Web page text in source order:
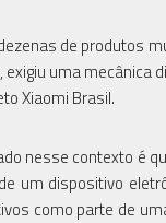
de produtos
uma
Xiaomi Brasil.
nesse contexto é
um dispositivo
como parte de